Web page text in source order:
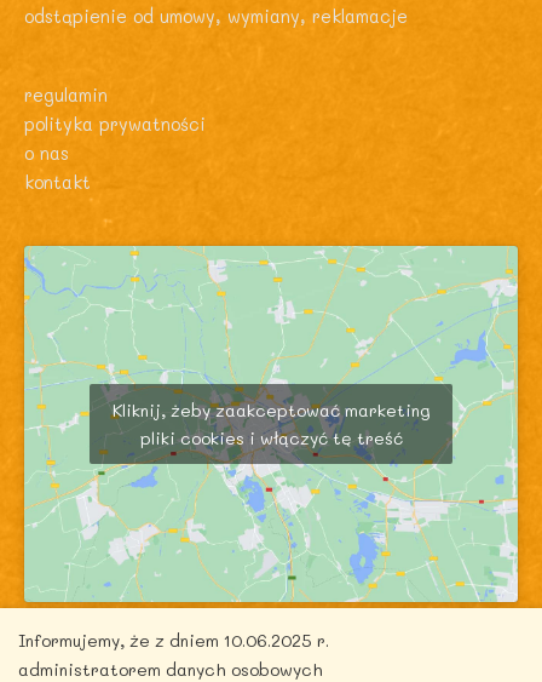
odstąpienie od umowy, wymiany, reklamacje
regulamin
polityka prywatności
o nas
kontakt
Kliknij, żeby zaakceptować marketing
pliki cookies i włączyć tę treść
Informujemy, że z dniem 10.06.2025 r.
administratorem danych osobowych